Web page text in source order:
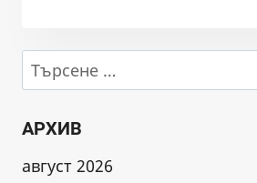
2016Г.
Търсене
за:
АРХИВ
август 2026